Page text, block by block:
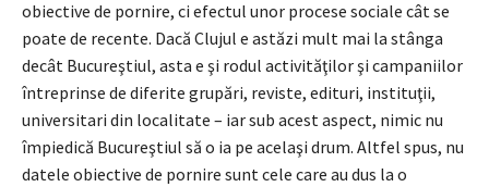
obiective de pornire, ci efectul unor procese sociale cât se
poate de recente. Dacă Clujul e astăzi mult mai la stânga
decât Bucureştiul, asta e şi rodul activităţilor şi campaniilor
întreprinse de diferite grupări, reviste, edituri, instituţii,
universitari din localitate – iar sub acest aspect, nimic nu
împiedică Bucureştiul să o ia pe acelaşi drum. Altfel spus, nu
datele obiective de pornire sunt cele care au dus la o